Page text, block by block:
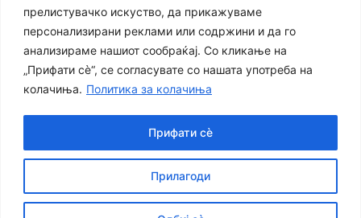
прелистувачко искуство, да прикажуваме
персонализирани реклами или содржини и да го
анализираме нашиот сообраќај. Со кликање на
„Прифати сè“, се согласувате со нашата употреба на
колачиња. Политика за колачиња
Прилагоди
Прифати сè
за заштита на печатени медиуми